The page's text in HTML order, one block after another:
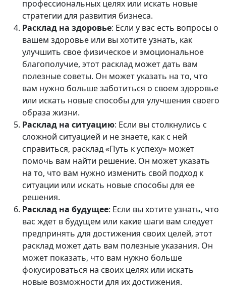
профессиональных целях или искать новые
стратегии для развития бизнеса.
Расклад на здоровье: Если у вас есть вопросы о
вашем здоровье или вы хотите узнать, как
улучшить свое физическое и эмоциональное
благополучие, этот расклад может дать вам
полезные советы. Он может указать на то, что
вам нужно больше заботиться о своем здоровье
или искать новые способы для улучшения своего
образа жизни.
Расклад на ситуацию: Если вы столкнулись с
сложной ситуацией и не знаете, как с ней
справиться, расклад «Путь к успеху» может
помочь вам найти решение. Он может указать
на то, что вам нужно изменить свой подход к
ситуации или искать новые способы для ее
решения.
Расклад на будущее: Если вы хотите узнать, что
вас ждет в будущем или какие шаги вам следует
предпринять для достижения своих целей, этот
расклад может дать вам полезные указания. Он
может показать, что вам нужно больше
фокусироваться на своих целях или искать
новые возможности для их достижения.